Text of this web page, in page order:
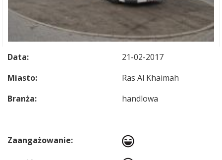
Data:
21-02-2017
Miasto:
Ras Al Khaimah
Branża:
handlowa
Zaangażowanie: